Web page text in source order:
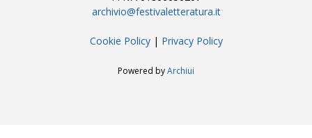
archivio@festivaletteratura.it
Cookie Policy| Privacy Policy
Powered byArchiui